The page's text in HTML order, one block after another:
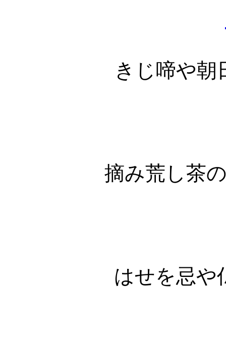
きじ啼や朝
摘み荒し茶
はせを忌や